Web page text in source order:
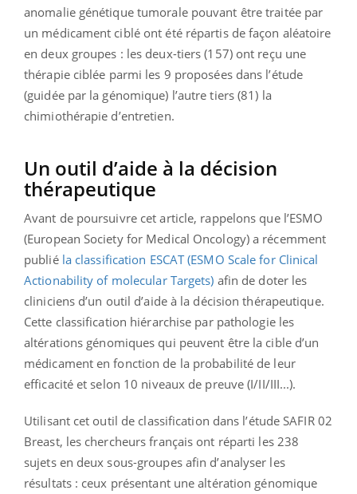
anomalie génétique tumorale pouvant être traitée par
un médicament ciblé ont été répartis de façon aléatoire
en deux groupes : les deux-tiers (157) ont reçu une
thérapie ciblée parmi les 9 proposées dans l’étude
(guidée par la génomique) l’autre tiers (81) la
chimiothérapie d’entretien.
Un outil d’aide à la décision
thérapeutique
Avant de poursuivre cet article, rappelons que l’ESMO
(European Society for Medical Oncology) a récemment
publié la classification ESCAT (ESMO Scale for Clinical
Actionability of molecular Targets) afin de doter les
cliniciens d’un outil d’aide à la décision thérapeutique.
Cette classification hiérarchise par pathologie les
altérations génomiques qui peuvent être la cible d’un
médicament en fonction de la probabilité de leur
efficacité et selon 10 niveaux de preuve (I/II/III...).
Utilisant cet outil de classification dans l’étude SAFIR 02
Breast, les chercheurs français ont réparti les 238
sujets en deux sous-groupes afin d’analyser les
résultats : ceux présentant une altération génomique